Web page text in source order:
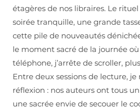
étagères de nos libraires. Le
soirée tranquille, une grande
cette pile de nouveautés
le moment sacré de la journée
téléphone, j’arrête de scroller,
Entre deux sessions de lecture,
réflexion : nos auteurs ont tous
une sacrée envie de secouer le